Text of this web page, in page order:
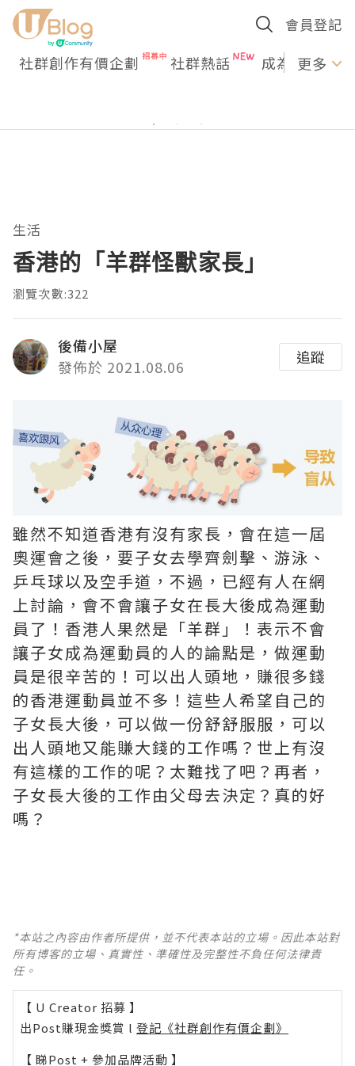
會員登記
社群創作有價企劃 社群熱話 成為U更多
生活
香港的「羊群怪獸家長」
瀏覽次數:322
後備小屋
發佈於 2021.08.06
追蹤
雖然不知道香港有沒有家長，會在這一屆
奧運會之後，要子女去學齊劍擊、游泳、
乒乓球以及空手道，不過，已經有人在網
上討論，會不會讓子女在長大後成為運動
員了！香港人果然是「羊群」！表示不會
讓子女成為運動員的人的論點是，做運動
員是很辛苦的！可以出人頭地，賺很多錢
的香港運動員並不多！這些人希望自己的
子女長大後，可以做一份舒舒服服，可以
出人頭地又能賺大錢的工作嗎？世上有沒
有這樣的工作的呢？太難找了吧？再者，
子女長大後的工作由父母去決定？真的好
嗎？
*本站之內容由作者所提供，並不代表本站的立場。因此本站對
所有博客的立場、真實性、準確性及完整性不負任何法律責
任。
【 U Creator 招募 】
出Post賺現金獎賞 l 登記《社群創作有價企劃》
【 睇Post + 參加品牌活動 】